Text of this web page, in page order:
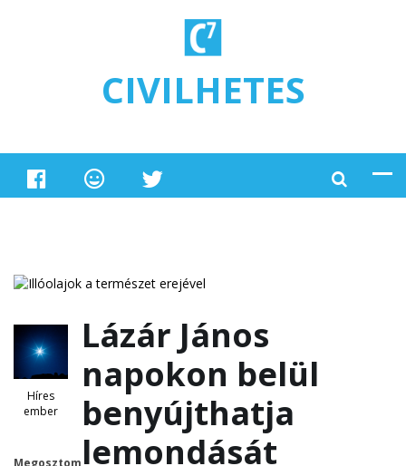
CIVILHETES
Híres
ember
Megosztom
Lázár János
napokon belül
benyújthatja
lemondását